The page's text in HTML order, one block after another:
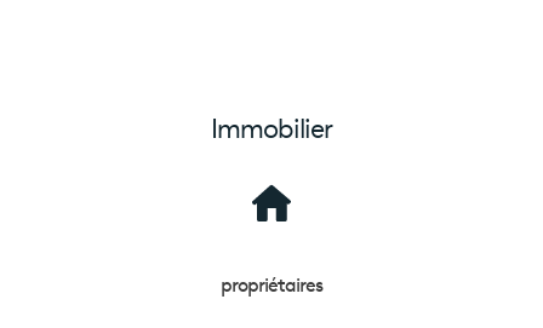
Immobilier
propriétaires